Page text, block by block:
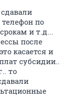
по
и т.д...
после
касается и
субсидии..
то